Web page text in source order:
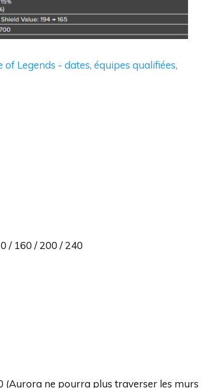
Legends - dates, équipes qualifiées,
/ 160 / 200 / 240
(Aurora ne pourra plus traverser les murs